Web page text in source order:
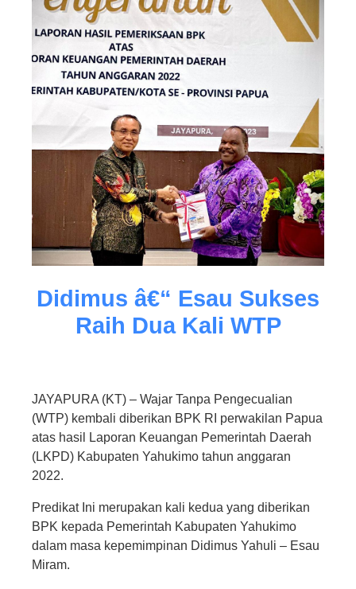
Didimus â€“ Esau Sukses
Raih Dua Kali WTP
JAYAPURA (KT) – Wajar Tanpa Pengecualian
(WTP) kembali diberikan BPK RI perwakilan Papua
atas hasil Laporan Keuangan Pemerintah Daerah
(LKPD) Kabupaten Yahukimo tahun anggaran
2022.
Predikat Ini merupakan kali kedua yang diberikan
BPK kepada Pemerintah Kabupaten Yahukimo
dalam masa kepemimpinan Didimus Yahuli – Esau
Miram.